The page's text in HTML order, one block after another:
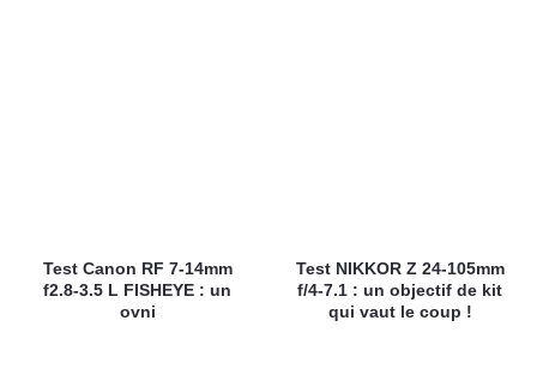
Test Canon RF 7-14mm
f2.8-3.5 L FISHEYE : un
ovni
Test NIKKOR Z 24-105mm
f/4-7.1 : un objectif de kit
qui vaut le coup !